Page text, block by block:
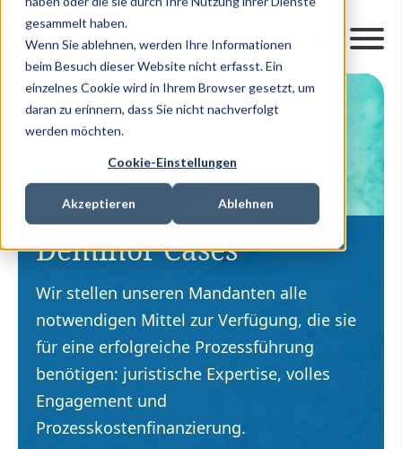
gesammelt haben.
Wenn Sie ablehnen, werden Ihre Informationen
beim Besuch dieser Website nicht erfasst. Ein
einzelnes Cookie wird in Ihrem Browser gesetzt, um
daran zu erinnern, dass Sie nicht nachverfolgt
werden möchten.
Cookie-Einstellungen
Akzeptieren Ablehnen
Deminor Cases
Wir stellen unseren Mandanten alle
notwendigen Mittel zur Verfügung, die sie
für eine erfolgreiche Prozessführung
benötigen: juristische Expertise, volles
Engagement und
Prozesskostenfinanzierung.